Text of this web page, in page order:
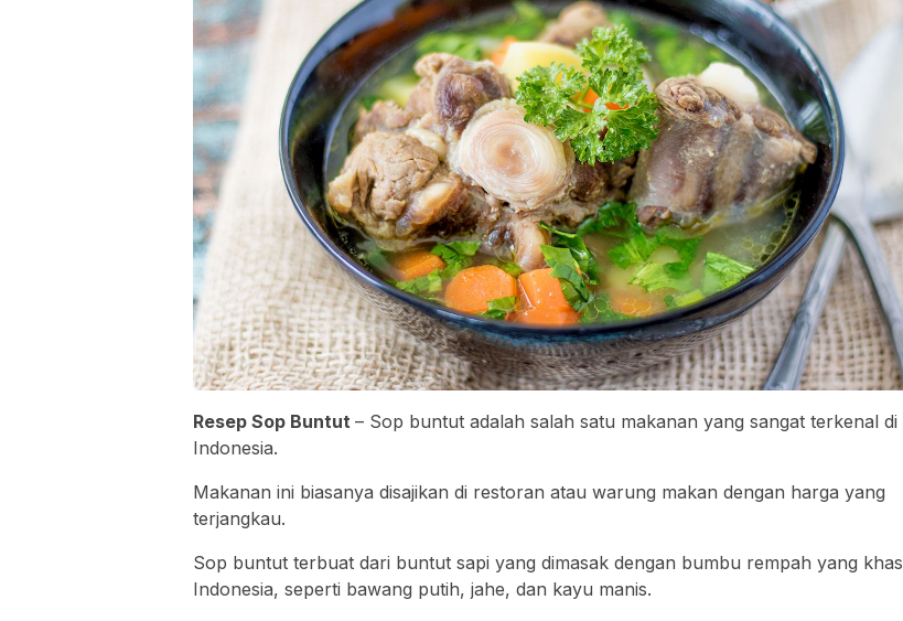
Resep Sop Buntut – Sop buntut adalah salah satu makanan yang sangat terkenal di
Indonesia.
Makanan ini biasanya disajikan di restoran atau warung makan dengan harga yang
terjangkau.
Sop buntut terbuat dari buntut sapi yang dimasak dengan bumbu rempah yang khas
Indonesia, seperti bawang putih, jahe, dan kayu manis.